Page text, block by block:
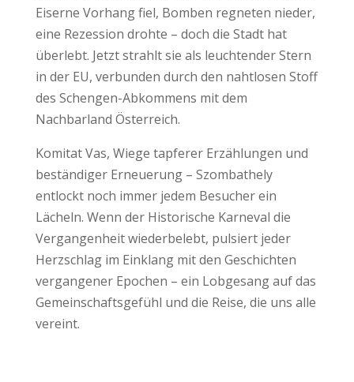
Eiserne Vorhang fiel, Bomben regneten nieder,
eine Rezession drohte – doch die Stadt hat
überlebt. Jetzt strahlt sie als leuchtender Stern
in der EU, verbunden durch den nahtlosen Stoff
des Schengen-Abkommens mit dem
Nachbarland Österreich.
Komitat Vas, Wiege tapferer Erzählungen und
beständiger Erneuerung – Szombathely
entlockt noch immer jedem Besucher ein
Lächeln. Wenn der Historische Karneval die
Vergangenheit wiederbelebt, pulsiert jeder
Herzschlag im Einklang mit den Geschichten
vergangener Epochen – ein Lobgesang auf das
Gemeinschaftsgefühl und die Reise, die uns alle
vereint.